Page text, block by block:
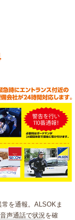
を通報。ALSOKま
声通話で状況を確